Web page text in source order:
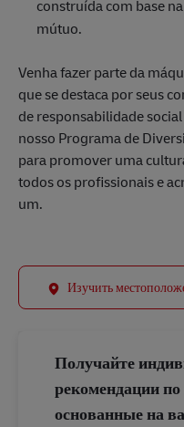
construída com base
mútuo.
Venha fazer parte da
que se destaca por seus
de responsabilidade
nosso Programa de
para promover uma
todos os profissionais e
um.
Изучить
Получайте
рекомендации
основанные на